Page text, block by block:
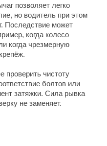
позволяет легко
но водитель при этом
Последствие может
когда колесо
когда чрезмерную
проверить чистоту
болтов или
затяжки. Сила рывка
не заменяет.